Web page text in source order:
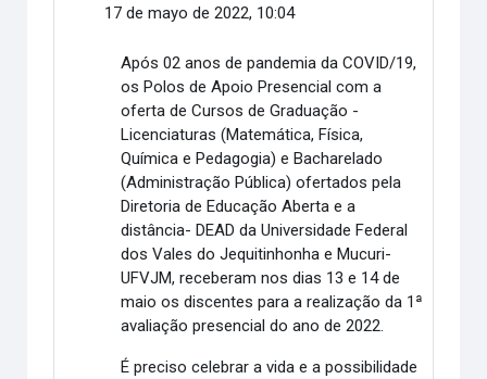
17 de mayo de 2022, 10:04
Após 02 anos de pandemia da COVID/19,
os Polos de Apoio Presencial com a
oferta de Cursos de Graduação -
Licenciaturas (Matemática, Física,
Química e Pedagogia) e Bacharelado
(Administração Pública) ofertados pela
Diretoria de Educação Aberta e a
distância- DEAD da Universidade Federal
dos Vales do Jequitinhonha e Mucuri-
UFVJM, receberam nos dias 13 e 14 de
maio os discentes para a realização da 1ª
avaliação presencial do ano de 2022.
É preciso celebrar a vida e a possibilidade